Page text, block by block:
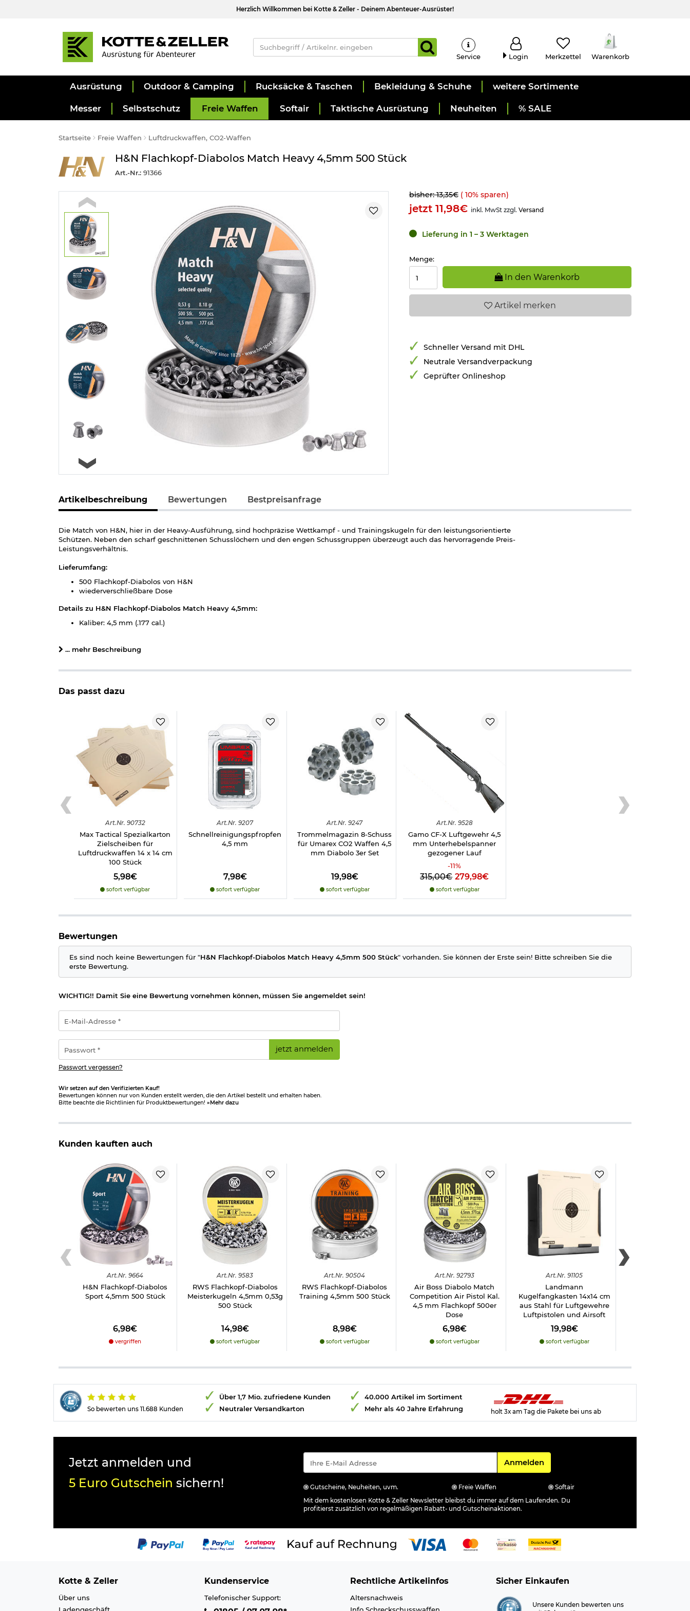
Herzlich Willkommen bei Kotte & Zeller - Deinem Abenteuer-Ausrüster!
Service Login Merkzettel Warenkorb
Ausrüstung Outdoor & Camping Rucksäcke & Taschen Bekleidung & Schuhe weitere Sortimente
Messer Selbstschutz Freie Waffen Softair Taktische Ausrüstung Neuheiten % SALE
Startseite Freie Waffen Luftdruckwaffen, CO2-Waffen
H&N Flachkopf-Diabolos Match Heavy 4,5mm 500 Stück
Art.-Nr.: 91366
bisher: 13,35€ ( 10% sparen)
jetzt 11,98€ inkl. MwSt zzgl. Versand
Lieferung in 1 – 3 Werktagen
Menge:
In den Warenkorb
Artikel merken
Schneller Versand mit DHL
Neutrale Versandverpackung
Geprüfter Onlineshop
Artikelbeschreibung Bewertungen Bestpreisanfrage
Die Match von H&N, hier in der Heavy-Ausführung, sind hochpräzise Wettkampf - und Trainingskugeln für den leistungsorientierte
Schützen. Neben den scharf geschnittenen Schusslöchern und den engen Schussgruppen überzeugt auch das hervorragende Preis-
Leistungsverhältnis.
Lieferumfang:
500 Flachkopf-Diabolos von H&N
wiederverschließbare Dose
Details zu H&N Flachkopf-Diabolos Match Heavy 4,5mm:
Kaliber: 4,5 mm (.177 cal.)
Form: Flachkopf
empfohlene Mündungsenergie: 7,5 Joule
Material: Blei
Marke: H&N
Herstellerinformationen
... mehr Beschreibung
Das passt dazu
Art.Nr. 90732
Max Tactical Spezialkarton
Zielscheiben für
Luftdruckwaffen 14 x 14 cm
100 Stück
5,98€
sofort verfügbar
Art.Nr. 9207
Schnellreinigungspfropfen
4,5 mm
7,98€
sofort verfügbar
Art.Nr. 9247
Trommelmagazin 8-Schuss
für Umarex CO2 Waffen 4,5
mm Diabolo 3er Set
19,98€
sofort verfügbar
Art.Nr. 9528
Gamo CF-X Luftgewehr 4,5
mm Unterhebelspanner
gezogener Lauf
-11%
315,00€ 279,98€
sofort verfügbar
Bewertungen
Es sind noch keine Bewertungen für "H&N Flachkopf-Diabolos Match Heavy 4,5mm 500 Stück" vorhanden. Sie können der Erste sein! Bitte schreiben Sie die
erste Bewertung.
WICHTIG!! Damit Sie eine Bewertung vornehmen können, müssen Sie angemeldet sein!
Mail-
Adresse
*
jetzt anmelden
Passwort vergessen?
Wir setzen auf den Verifizierten Kauf!
Bewertungen können nur von Kunden erstellt werden, die den Artikel bestellt und erhalten haben.
Bitte beachte die Richtlinien für Produktbewertungen! »Mehr dazu
Kunden kauften auch
Art.Nr. 9664
H&N Flachkopf-Diabolos
Sport 4,5mm 500 Stück
6,98€
vergriffen
Art.Nr. 9583
RWS Flachkopf-Diabolos
Meisterkugeln 4,5mm 0,53g
500 Stück
14,98€
sofort verfügbar
Art.Nr. 90504
RWS Flachkopf-Diabolos
Training 4,5mm 500 Stück
8,98€
sofort verfügbar
Art.Nr. 92793
Air Boss Diabolo Match
Competition Air Pistol Kal.
4,5 mm Flachkopf 500er
Dose
6,98€
sofort verfügbar
Art.Nr. 91105
Landmann
Kugelfangkasten 14x14 cm
aus Stahl für Luftgewehre
Luftpistolen und Airsoft
19,98€
sofort verfügbar
So bewerten uns 11.688 Kunden
Über 1,7 Mio. zufriedene Kunden
Neutraler Versandkarton
40.000 Artikel im Sortiment
Mehr als 40 Jahre Erfahrung
holt 3x am Tag die Pakete bei uns ab
Jetzt anmelden und
5 Euro Gutschein sichern!
Für den Newsletter
Anmelden
Gutscheine, Neuheiten, uvm. Freie Waffen
Softair
Mit dem kostenlosen Kotte & Zeller Newsletter bleibst du immer auf dem Laufenden. Du
profitierst zusätzlich von regelmäßigen Rabatt- und Gutscheinaktionen.
Kotte & Zeller
Über uns
Kundenservice
Telefonischer Support:
Rechtliche Artikelinfos
Altersnachweis
Sicher Einkaufen
Unsere Kunden bewerten uns